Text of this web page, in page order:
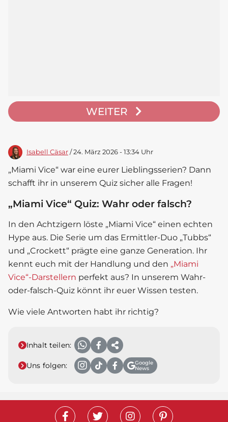
WEITER
Isabell Cäsar / 24. März 2026 - 13:34 Uhr
„Miami Vice“ war eine eurer Lieblingsserien? Dann
schafft ihr in unserem Quiz sicher alle Fragen!
„Miami Vice“ Quiz: Wahr oder falsch?
In den Achtzigern löste „Miami Vice“ einen echten
Hype aus. Die Serie um das Ermittler-Duo „Tubbs“
und „Crockett“ prägte eine ganze Generation. Ihr
kennt euch mit der Handlung und den „Miami
Vice“-Darstellern perfekt aus? In unserem Wahr-
oder-falsch-Quiz könnt ihr euer Wissen testen.
Wie viele Antworten habt ihr richtig?
Inhalt teilen:
Uns folgen:
Google
News